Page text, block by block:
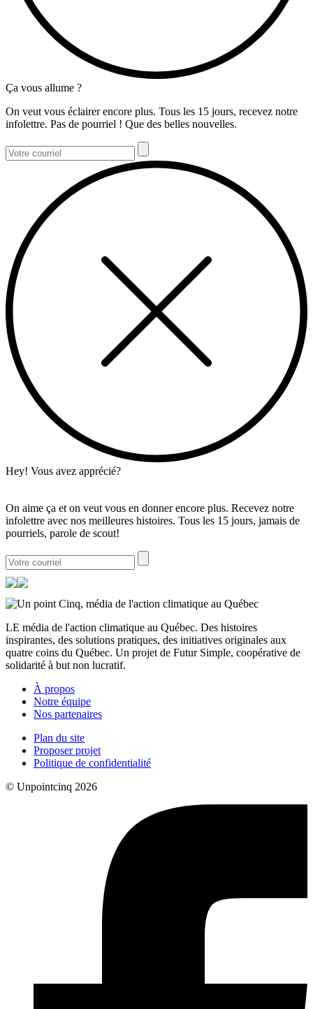
Ça vous allume ?
On veut vous éclairer encore plus. Tous les 15 jours, recevez notre
infolettre. Pas de pourriel ! Que des belles nouvelles.
Hey! Vous avez apprécié?
On aime ça et on veut vous en donner encore plus. Recevez notre
infolettre avec nos meilleures histoires. Tous les 15 jours, jamais de
pourriels, parole de scout!
LE média de l'action climatique au Québec. Des histoires
inspirantes, des solutions pratiques, des initiatives originales aux
quatre coins du Québec. Un projet de Futur Simple, coopérative de
solidarité à but non lucratif.
À propos
Notre équipe
Nos partenaires
Plan du site
Proposer projet
Politique de confidentialité
© Unpointcinq 2026